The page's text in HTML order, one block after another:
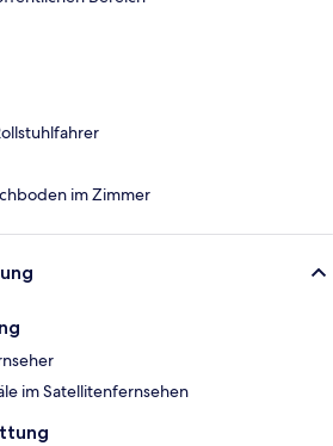
im Zimmer
im Satellitenfernsehen